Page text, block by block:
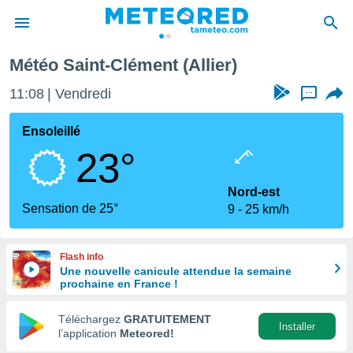
de
en
Météo Saint-Clément (Allier)
11:08 Vendredi ...
Ensoleillé
23°
Sensation de 25°
Nord-est
9
25 km/h
Flash info
Une nouvelle canicule attendue la semaine
prochaine en France !
Téléchargez GRATUITEMENT
l’application Meteored!
Installer